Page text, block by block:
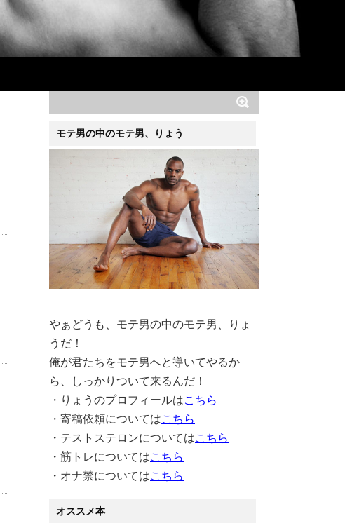
モテ男の中のモテ男、りょう
やぁどうも、モテ男の中のモテ男、りょ
うだ！
俺が君たちをモテ男へと導いてやるか
ら、しっかりついて来るんだ！
・りょうのプロフィールはこちら
・寄稿依頼についてはこちら
・テストステロンについてはこちら
・筋トレについてはこちら
・オナ禁についてはこちら
オススメ本